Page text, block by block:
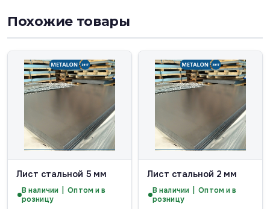
Похожие товары
Лист стальной 5 мм
В наличии | Оптом и в
розницу
Лист стальной 2 мм
В наличии | Оптом и в
розницу